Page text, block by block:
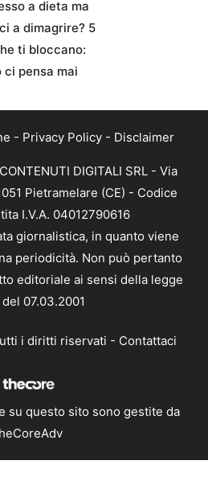
a dieta ma
a dimagrire? 5
ti bloccano:
ci pensa mai
- Privacy Policy - Disclaimer
DIGITALI SRL - Via
Pietramelare (CE) - Codice
I.V.A. 04012790616
giornalistica, in quanto viene
periodicità. Non può pertanto
editoriale ai sensi della legge
07.03.2001
i diritti riservati - Contattaci
su questo sito sono gestite da